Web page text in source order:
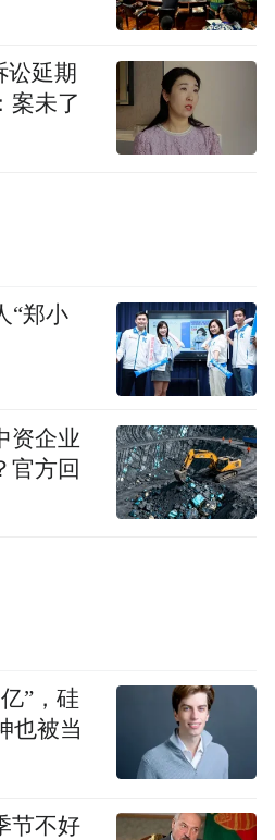
information storage
讼延期
案未了
“郑小
资企业
官方回
”，硅
也被当
节不好